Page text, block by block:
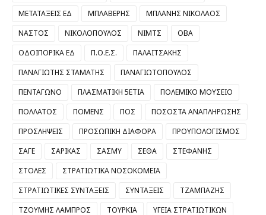
ΜΕΤΑΤΑΞΕΙΣ ΕΔ
ΜΠΛΑΒΕΡΗΣ
ΜΠΛΑΝΗΣ ΝΙΚΟΛΑΟΣ
ΝΑΣΤΟΣ
ΝΙΚΟΛΟΠΟΥΛΟΣ ΝΙΜΤΣ
ΟΒΑ
ΟΔΟΙΠΟΡΙΚΑ ΕΔ
Π.Ο.Ε.Σ.
ΠΑΛΑΙΤΣΑΚΗΣ
ΠΑΝΑΓΙΩΤΗΣ ΣΤΑΜΑΤΗΣ
ΠΑΝΑΓΙΩΤΟΠΟΥΛΟΣ
ΠΕΝΤΑΓΩΝΟ
ΠΛΑΣΜΑΤΙΚΗ 5ΕΤΙΑ
ΠΟΛΕΜΙΚΟ ΜΟΥΣΕΙΟ
ΠΟΛΛΑΤΟΣ
ΠΟΜΕΝΣ ΠΟΣ
ΠΟΣΟΣΤΑ ΑΝΑΠΛΗΡΩΣΗΣ
ΠΡΟΣΛΗΨΕΙΣ
ΠΡΟΣΩΠΙΚΗ ΔΙΑΦΟΡΑ
ΠΡΟΥΠΟΛΟΓΙΣΜΟΣ
ΣΑΓΕ
ΣΑΡΙΚΑΣ ΣΑΣΜΥ ΣΕΘΑ
ΣΤΕΦΑΝΗΣ
ΣΤΟΛΕΣ
ΣΤΡΑΤΙΩΤΙΚΑ ΝΟΣΟΚΟΜΕΙΑ
ΣΤΡΑΤΙΩΤΙΚΕΣ ΣΥΝΤΑΞΕΙΣ
ΣΥΝΤΑΞΕΙΣ
ΤΖΑΜΠΑΖΗΣ
ΤΖΟΥΜΗΣ ΛΑΜΠΡΟΣ
ΤΟΥΡΚΙΑ ΥΓΕΙΑ ΣΤΡΑΤΙΩΤΙΚΩΝ